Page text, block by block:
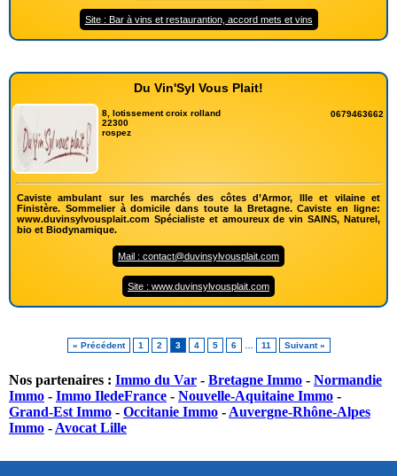
Site : Bar à vins et restaurantion, accord mets et vins
Du Vin'Syl Vous Plait!
8, lotissement croix rolland
22300
rospez
0679463662
Caviste ambulant sur les marchés des côtes d’Armor, Ille et vilaine et
Finistère. Sommelier à domicile dans toute la Bretagne. Caviste en ligne:
www.duvinsylvousplait.com Spécialiste et amoureux de vin SAINS, Naturel,
bio et Biodynamique.
Mail : contact@duvinsylvousplait.com
Site : www.duvinsylvousplait.com
« Précédent 1 2 3 4 5 6 11 Suivant »
Nos partenaires : Immo du Var - Bretagne Immo - Normandie
Immo - Immo IledeFrance - Nouvelle-Aquitaine Immo -
Grand-Est Immo - Occitanie Immo - Auvergne-Rhône-Alpes
Immo - Avocat Lille